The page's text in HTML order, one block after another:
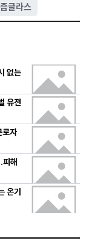
글라스
없는
유전
로자
해
온기